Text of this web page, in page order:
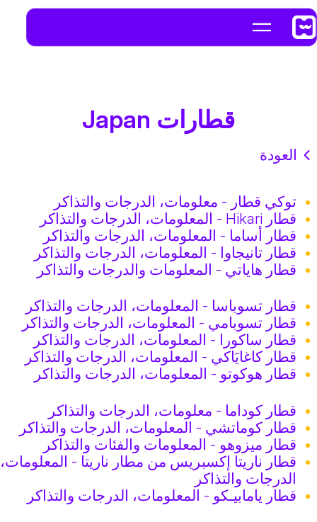
قطارات Japan
العودة
توكي قطار - معلومات، الدرجات والتذاكر
قطار Hikari - المعلومات، الدرجات والتذاكر
قطار أساما - المعلومات، الدرجات والتذاكر
قطار تانيجاوا - المعلومات، الدرجات والتذاكر
قطار هاياتي - المعلومات والدرجات والتذاكر
قطار تسوباسا - المعلومات، الدرجات والتذاكر
قطار تسوبامي - المعلومات، الدرجات والتذاكر
قطار ساكورا - المعلومات، الدرجات والتذاكر
قطار كاغايَاكي - المعلومات، الدرجات والتذاكر
قطار هوكوتو - المعلومات، الدرجات والتذاكر
قطار كوداما - معلومات، الدرجات والتذاكر
قطار كوماتشي - المعلومات، الدرجات والتذاكر
قطار ميزوهو - المعلومات والفئات والتذاكر
قطار ناريتا إكسبريس من مطار ناريتا - المعلومات،
الدرجات والتذاكر
قطار يامابيـكو - المعلومات، الدرجات والتذاكر